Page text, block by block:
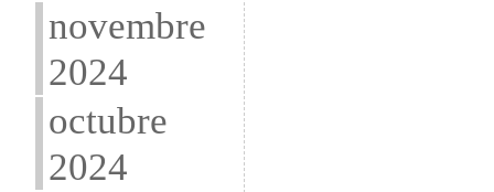
novembre
2024
octubre
2024